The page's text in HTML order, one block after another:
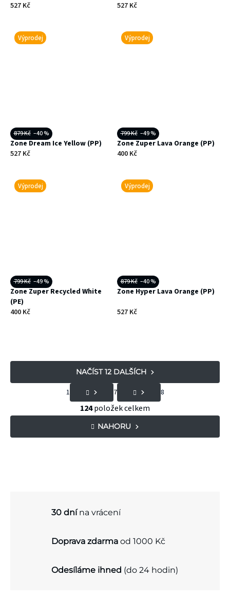
527 Kč
527 Kč
Výprodej
879 Kč –40 %
Zone Dream Ice Yellow (PP)
527 Kč
Výprodej
799 Kč –49 %
Zone Zuper Lava Orange (PP)
400 Kč
Výprodej
799 Kč –49 %
Zone Zuper Recycled White
(PE)
400 Kč
Výprodej
879 Kč –40 %
Zone Hyper Lava Orange (PP)
527 Kč
O
v
l
c
p
v
NAČÍST 12 DALŠÍCH
S
t
r
á
á
í
1 7 8
124položek celkem
NAHORU
30 dnína vrácení
Doprava zdarma od 1000 Kč
Odesíláme ihned (do 24 hodin)